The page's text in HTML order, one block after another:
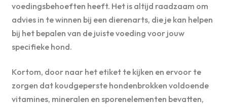
voedingsbehoeften heeft. Het is altijd raadzaam om
advies in te winnen bij een dierenarts, die je kan helpen
bij het bepalen van de juiste voeding voor jouw
specifieke hond.
Kortom, door naar het etiket te kijken en ervoor te
zorgen dat koudgeperste hondenbrokken voldoende
vitamines, mineralen en sporenelementen bevatten,